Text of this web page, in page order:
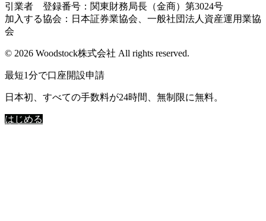
引業者 登録番号：関東財務局長（金商）第3024号
加入する協会：日本証券業協会、一般社団法人資産運用業協
会
© 2026 Woodstock株式会社 All rights reserved.
最短1分で口座開設申請
日本初、すべての手数料が24時間、無制限に無料。
はじめる